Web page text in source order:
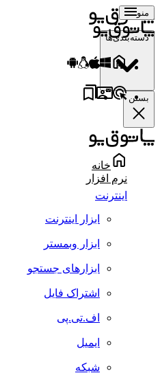
منو
دسته‌بندی‌ها
بستن
خانه
نرم افزار
اینترنت
ابزار اینترنت
ابزار وبمستر
ابزارهای جستجو
اشتراک فایل
اف.تی.پی
ایمیل
شبکه